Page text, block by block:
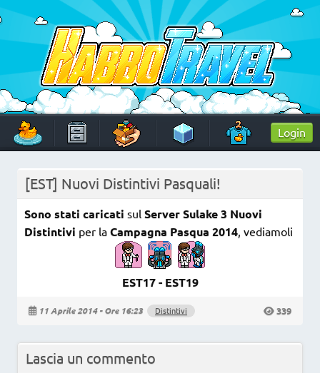
Skip
to
content
HabboTravel
Un viaggio di pixel!
Login
[EST] Nuovi Distintivi Pasquali!
Sono stati caricati sul Server Sulake3 Nuovi
Distintivi per la Campagna Pasqua 2014, vediamoli
EST17 - EST19
11 Aprile 2014 - Ore 16:23 Distintivi 339
Lascia un commento